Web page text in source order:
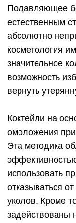
Подавляющее
естественным
абсолютно
косметология
значительное
возможность
вернуть
Коктейли на
омоложения
Эта методика
использовать
отказываться
уколов. Кроме
задействованы